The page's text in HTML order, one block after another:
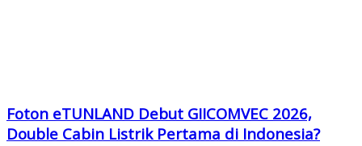
Foton eTUNLAND Debut GIICOMVEC 2026,
Double Cabin Listrik Pertama di Indonesia?